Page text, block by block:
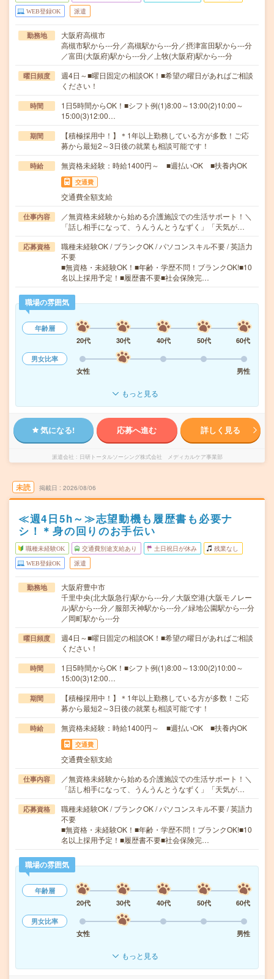
WEB登録OK 派遣
勤務地
大阪府高槻市
高槻市駅から---分／高槻駅から---分／摂津富田駅から---分
／富田(大阪府)駅から---分／上牧(大阪府)駅から---分
曜日頻度
週4日～■曜日固定の相談OK！■希望の曜日があればご相談
ください！
時間
1日5時間からOK！■シフト例(1)8:00～13:00(2)10:00～
15:00(3)12:00…
期間
【積極採用中！】＊1年以上勤務している方が多数！ご応
募から最短2～3日後の就業も相談可能です！
時給 無資格未経験：時給1400円～ ■週払いOK ■扶養内OK
交通費
交通費全額支給
仕事内容
／無資格未経験から始める介護施設での生活サポート！＼
「話し相手になって、うんうんとうなずく」「天気が…
応募資格
職種未経験OK / ブランクOK / パソコンスキル不要 / 英語力
不要
■無資格・未経験OK！■年齢・学歴不問！ブランクOK!■10
名以上採用予定！■履歴書不要■社会保険完…
職場の雰囲気
年齢層
20代
30代 40代 50代
60代
男女比率
女性
男性
もっと見る
気になる! 応募へ進む 詳しく見る
派遣会社 日研トータルソーシング株式会社 メディカルケア事業部
未読 掲載日 2026/08/06
≪週4日5h～≫志望動機も履歴書も必要ナ
シ！＊身の回りのお手伝い
職種未経験OK 交通費別途支給あり 土日祝日が休み 残業なし
WEB登録OK 派遣
勤務地
大阪府豊中市
千里中央(北大阪急行)駅から---分／大阪空港(大阪モノレー
ル)駅から---分／服部天神駅から---分／緑地公園駅から---分
／岡町駅から---分
曜日頻度
週4日～■曜日固定の相談OK！■希望の曜日があればご相談
ください！
時間
1日5時間からOK！■シフト例(1)8:00～13:00(2)10:00～
15:00(3)12:00…
期間
【積極採用中！】＊1年以上勤務している方が多数！ご応
募から最短2～3日後の就業も相談可能です！
時給 無資格未経験：時給1400円～ ■週払いOK ■扶養内OK
交通費
交通費全額支給
仕事内容
／無資格未経験から始める介護施設での生活サポート！＼
「話し相手になって、うんうんとうなずく」「天気が…
応募資格
職種未経験OK / ブランクOK / パソコンスキル不要 / 英語力
不要
■無資格・未経験OK！■年齢・学歴不問！ブランクOK!■10
名以上採用予定！■履歴書不要■社会保険完…
職場の雰囲気
年齢層
20代
30代 40代 50代
60代
男女比率
女性
男性
もっと見る